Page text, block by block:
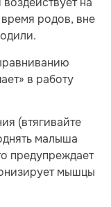
родов, вне
в работу
(втягивайте
малыша
предупреждает
мышцы